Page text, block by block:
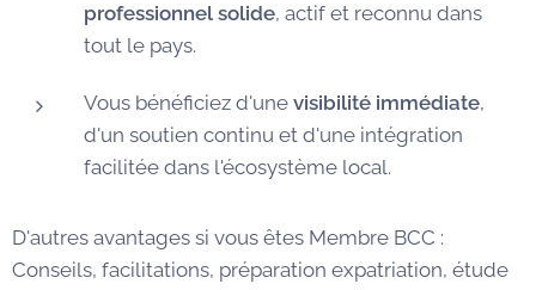
professionnel solide, actif et reconnu dans
tout le pays.
Vous bénéficiez d'une visibilité immédiate,
d'un soutien continu et d'une intégration
facilitée dans l'écosystème local.
D'autres avantages si vous êtes Membre BCC :
Conseils, facilitations, préparation expatriation, étude